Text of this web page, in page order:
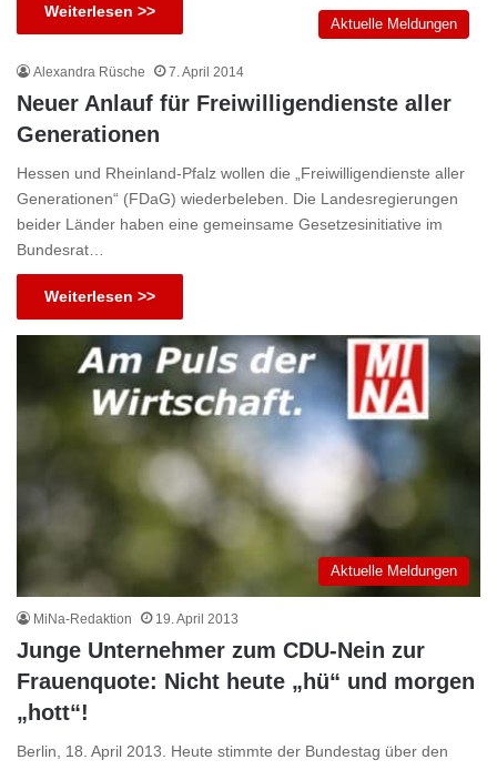
Weiterlesen >>
Aktuelle Meldungen
Alexandra Rüsche 7. April 2014
Neuer Anlauf für Freiwilligendienste aller
Generationen
Hessen und Rheinland-Pfalz wollen die „Freiwilligendienste aller
Generationen“ (FDaG) wiederbeleben. Die Landesregierungen
beider Länder haben eine gemeinsame Gesetzesinitiative im
Bundesrat…
Weiterlesen >>
Aktuelle Meldungen
MiNa-Redaktion 19. April 2013
Junge Unternehmer zum CDU-Nein zur
Frauenquote: Nicht heute „hü“ und morgen
„hott“!
Berlin, 18. April 2013. Heute stimmte der Bundestag über den